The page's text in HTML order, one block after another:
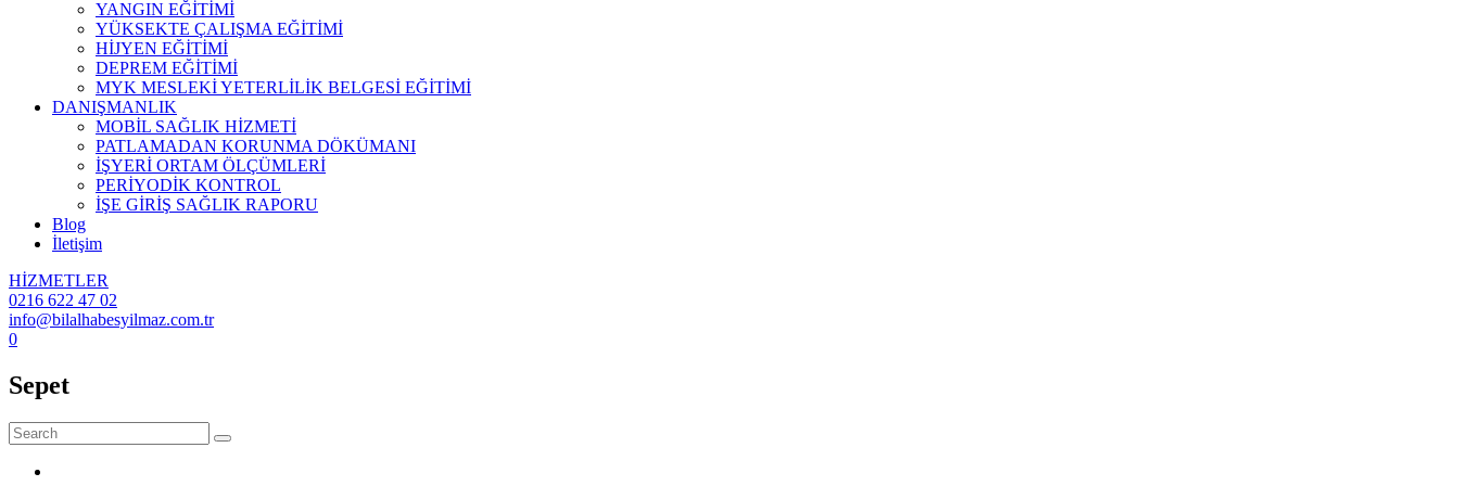
YANGIN EĞİTİMİ
YÜKSEKTE ÇALIŞMA EĞİTİMİ
HİJYEN EĞİTİMİ
DEPREM EĞİTİMİ
MYK MESLEKİ YETERLİLİK BELGESİ EĞİTİMİ
DANIŞMANLIK
MOBİL SAĞLIK HİZMETİ
PATLAMADAN KORUNMA DÖKÜMANI
İŞYERİ ORTAM ÖLÇÜMLERİ
PERİYODİK KONTROL
İŞE GİRİŞ SAĞLIK RAPORU
Blog
İletişim
HİZMETLER
0216 622 47 02
info@bilalhabesyilmaz.com.tr
0
Sepet